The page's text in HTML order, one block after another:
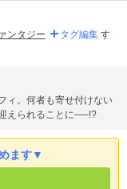
ンタジー タグ編集 す
ィ。何者も寄せ付けない
えられることに──!?
ます▼